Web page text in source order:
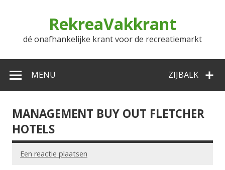
RekreaVakkrant
dé onafhankelijke krant voor de recreatiemarkt
ZIJBALK
MENU
MANAGEMENT BUY OUT FLETCHER
HOTELS
Een reactie plaatsen